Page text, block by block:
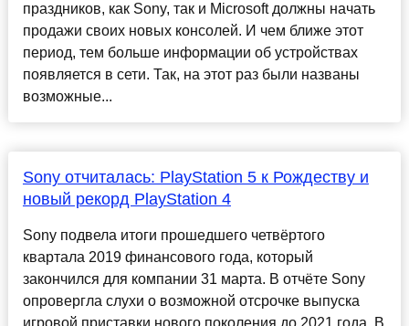
праздников, как Sony, так и Microsoft должны начать
продажи своих новых консолей. И чем ближе этот
период, тем больше информации об устройствах
появляется в сети. Так, на этот раз были названы
возможные...
Sony отчиталась: PlayStation 5 к Рождеству и
новый рекорд PlayStation 4
Sony подвела итоги прошедшего четвёртого
квартала 2019 финансового года, который
закончился для компании 31 марта. В отчёте Sony
опровергла слухи о возможной отсрочке выпуска